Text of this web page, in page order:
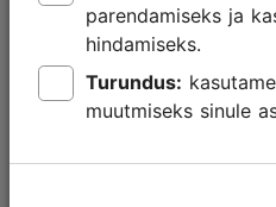
Kasutajatingimused
Võta meiega ühendust
parendamiseks ja
hindamiseks.
Turundus:
muutmiseks sinule